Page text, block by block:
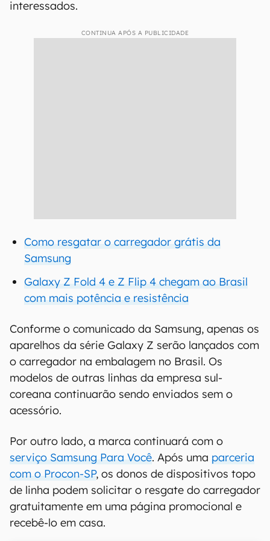
interessados.
CONTINUA APÓS A PUBLICIDADE
Como resgatar o carregador grátis da
Samsung
Galaxy Z Fold 4 e Z Flip 4 chegam ao Brasil
com mais potência e resistência
Conforme o comunicado da Samsung, apenas os
aparelhos da série Galaxy Z serão lançados com
o carregador na embalagem no Brasil. Os
modelos de outras linhas da empresa sul-
coreana continuarão sendo enviados sem o
acessório.
Por outro lado, a marca continuará com o
serviço Samsung Para Você. Após uma parceria
com o Procon-SP, os donos de dispositivos topo
de linha podem solicitar o resgate do carregador
gratuitamente em uma página promocional e
recebê-lo em casa.